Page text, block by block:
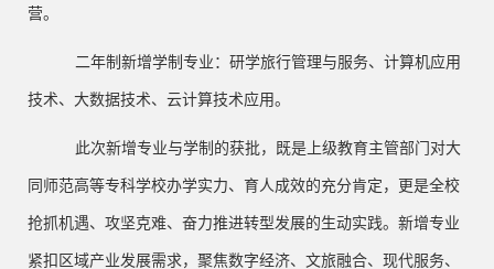
营。
二年制新增学制专业：研学旅行管理与服务、计算机应用
技术、大数据技术、云计算技术应用。
此次新增专业与学制的获批，既是上级教育主管部门对大
同师范高等专科学校办学实力、育人成效的充分肯定，更是全校
抢抓机遇、攻坚克难、奋力推进转型发展的生动实践。新增专业
紧扣区域产业发展需求，聚焦数字经济、文旅融合、现代服务、